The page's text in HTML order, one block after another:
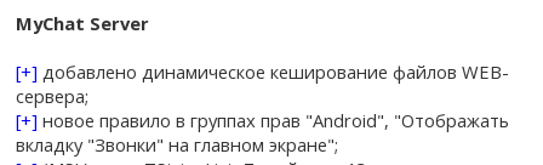
MyChat Server
[+] добавлено динамическое кеширование файлов WEB-
сервера;
[+] новое правило в группах прав "Android", "Отображать
вкладку "Звонки" на главном экране";